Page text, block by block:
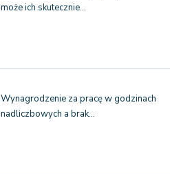
może ich skutecznie…
Wynagrodzenie za pracę w godzinach
nadliczbowych a brak…